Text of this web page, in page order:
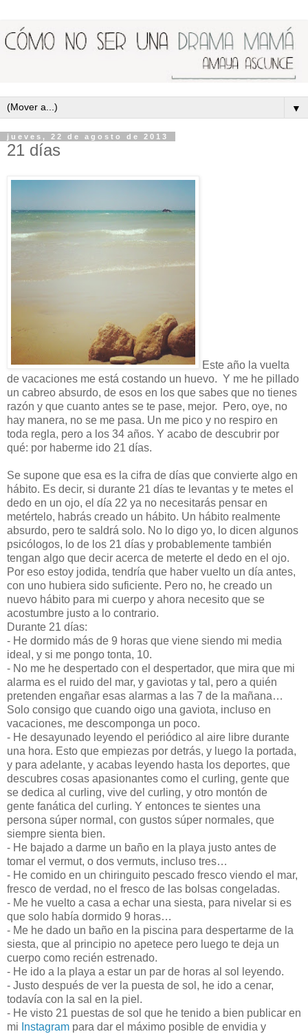
▼
jueves, 22 de agosto de 2013
21 días
Este año la vuelta
de vacaciones me está costando un huevo. Y me he pillado
un cabreo absurdo, de esos en los que sabes que no tienes
razón y que cuanto antes se te pase, mejor. Pero, oye, no
hay manera, no se me pasa. Un me pico y no respiro en
toda regla, pero a los 34 años. Y acabo de descubrir por
qué: por haberme ido 21 días.
Se supone que esa es la cifra de días que convierte algo en
hábito. Es decir, si durante 21 días te levantas y te metes el
dedo en un ojo, el día 22 ya no necesitarás pensar en
metértelo, habrás creado un hábito. Un hábito realmente
absurdo, pero te saldrá solo. No lo digo yo, lo dicen algunos
psicólogos, lo de los 21 días y probablemente también
tengan algo que decir acerca de meterte el dedo en el ojo.
Por eso estoy jodida, tendría que haber vuelto un día antes,
con uno hubiera sido suficiente. Pero no, he creado un
nuevo hábito para mi cuerpo y ahora necesito que se
acostumbre justo a lo contrario.
Durante 21 días:
- He dormido más de 9 horas que viene siendo mi media
ideal, y si me pongo tonta, 10.
- No me he despertado con el despertador, que mira que mi
alarma es el ruido del mar, y gaviotas y tal, pero a quién
pretenden engañar esas alarmas a las 7 de la mañana…
Solo consigo que cuando oigo una gaviota, incluso en
vacaciones, me descomponga un poco.
- He desayunado leyendo el periódico al aire libre durante
una hora. Esto que empiezas por detrás, y luego la portada,
y para adelante, y acabas leyendo hasta los deportes, que
descubres cosas apasionantes como el curling, gente que
se dedica al curling, vive del curling, y otro montón de
gente fanática del curling. Y entonces te sientes una
persona súper normal, con gustos súper normales, que
siempre sienta bien.
- He bajado a darme un baño en la playa justo antes de
tomar el vermut, o dos vermuts, incluso tres…
- He comido en un chiringuito pescado fresco viendo el mar,
fresco de verdad, no el fresco de las bolsas congeladas.
- Me he vuelto a casa a echar una siesta, para nivelar si es
que solo había dormido 9 horas…
- Me he dado un baño en la piscina para despertarme de la
siesta, que al principio no apetece pero luego te deja un
cuerpo como recién estrenado.
- He ido a la playa a estar un par de horas al sol leyendo.
- Justo después de ver la puesta de sol, he ido a cenar,
todavía con la sal en la piel.
- He visto 21 puestas de sol que he tenido a bien publicar en
mi Instagram para dar el máximo posible de envidia y